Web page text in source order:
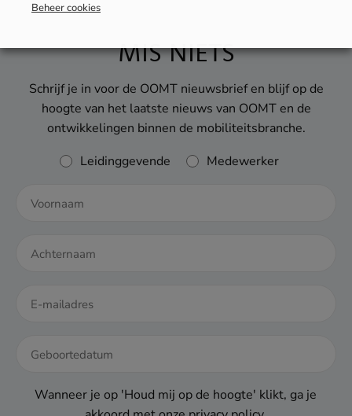
Elektrificatie
MIS NIETS
Schrijf je in voor de OOMT nieuwsbrief en blijf op de
hoogte van het laatste nieuws van OOMT en de
ontwikkelingen binnen de mobiliteitsbranche.
Rol
Leidinggevende Medewerker
DD
Wanneer je op 'Houd mij op de hoogte' klikt, ga je
Beheer cookies